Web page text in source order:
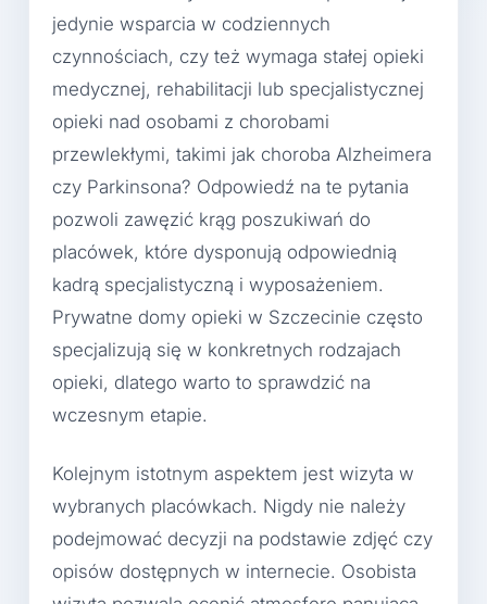
jedynie wsparcia w codziennych
czynnościach, czy też wymaga stałej opieki
medycznej, rehabilitacji lub specjalistycznej
opieki nad osobami z chorobami
przewlekłymi, takimi jak choroba Alzheimera
czy Parkinsona? Odpowiedź na te pytania
pozwoli zawęzić krąg poszukiwań do
placówek, które dysponują odpowiednią
kadrą specjalistyczną i wyposażeniem.
Prywatne domy opieki w Szczecinie często
specjalizują się w konkretnych rodzajach
opieki, dlatego warto to sprawdzić na
wczesnym etapie.
Kolejnym istotnym aspektem jest wizyta w
wybranych placówkach. Nigdy nie należy
podejmować decyzji na podstawie zdjęć czy
opisów dostępnych w internecie. Osobista